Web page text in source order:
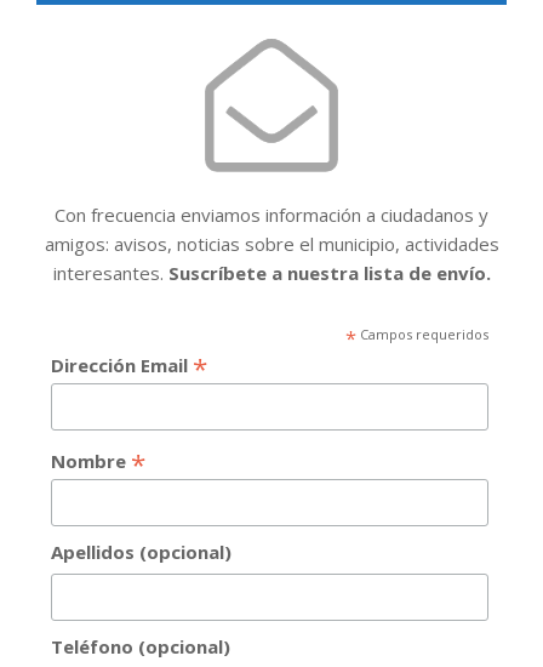
Con frecuencia enviamos información a ciudadanos y
amigos: avisos, noticias sobre el municipio, actividades
interesantes. Suscríbete a nuestra lista de envío.
*Campos requeridos
Dirección Email *
Nombre *
Apellidos (opcional)
Teléfono (opcional)